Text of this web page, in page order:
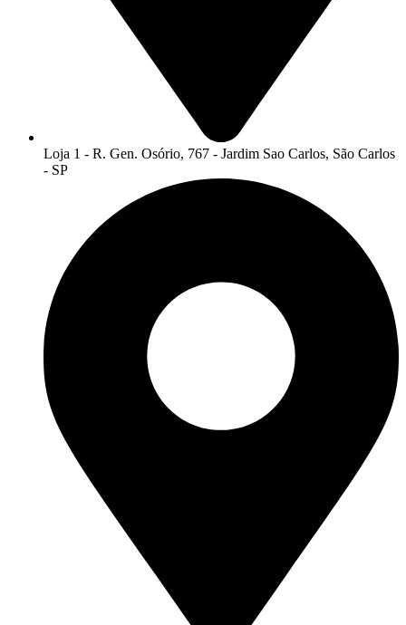
Loja 1 - R. Gen. Osório, 767 - Jardim Sao Carlos, São Carlos
- SP